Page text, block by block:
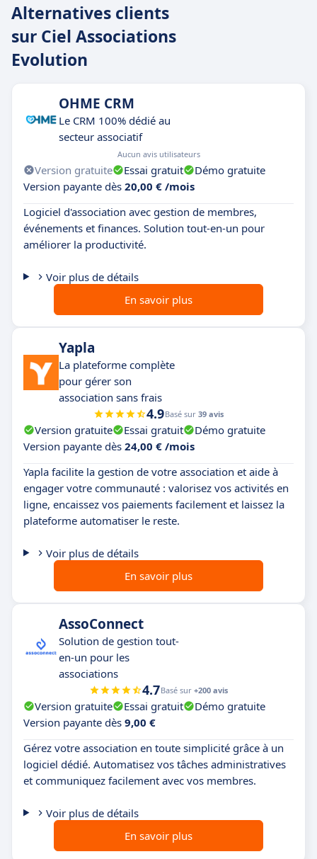
Alternatives clients
sur Ciel Associations
Evolution
OHME CRM
Le CRM 100% dédié au
secteur associatif
Aucun avis utilisateurs
Version gratuite Essai gratuit
Démo gratuite
Version payante dès 20,00 € /mois
Logiciel d'association avec gestion de membres,
événements et finances. Solution tout-en-un pour
améliorer la productivité.
Voir plus de détails
En savoir plus
Yapla
La plateforme complète
pour gérer son
association sans frais
4.9Basé sur 39 avis
Version gratuite Essai gratuit
Démo gratuite
Version payante dès 24,00 € /mois
Yapla facilite la gestion de votre association et aide à
engager votre communauté : valorisez vos activités en
ligne, encaissez vos paiements facilement et laissez la
plateforme automatiser le reste.
Voir plus de détails
En savoir plus
AssoConnect
Solution de gestion tout-
en-un pour les
associations
4.7Basé sur +200 avis
Version gratuite Essai gratuit
Démo gratuite
Version payante dès 9,00 €
Gérez votre association en toute simplicité grâce à un
logiciel dédié. Automatisez vos tâches administratives
et communiquez facilement avec vos membres.
Voir plus de détails
En savoir plus